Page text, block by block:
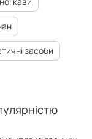
засоби